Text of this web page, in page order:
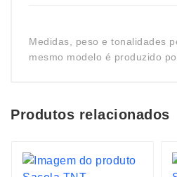
Medidas, peso e tonalidades
mesmo modelo é produzido
Produtos relacionados